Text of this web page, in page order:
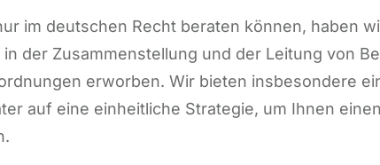
im deutschen Recht beraten können, haben
der Zusammenstellung und der Leitung von
erworben. Wir bieten insbesondere
auf eine einheitliche Strategie, um Ihnen